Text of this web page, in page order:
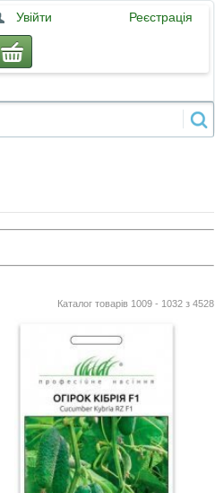
Увійти Реєстрація
Каталог товарів 1009 - 1032 з 4528